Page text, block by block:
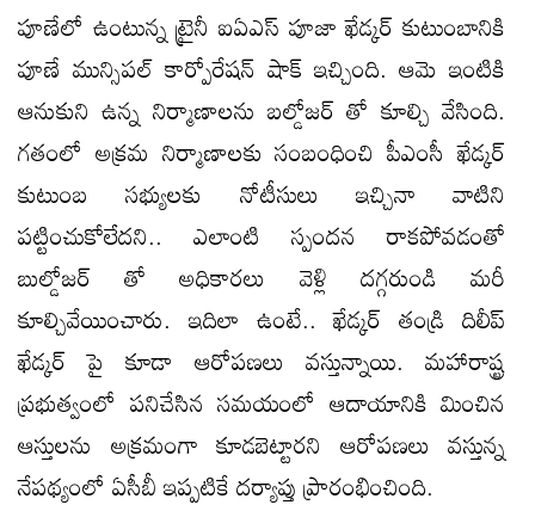
పూణేలో ఉంటున్న ట్రైనీ ఐఏఎస్ పూజా ఖేడ్కర్ కుటుంబానికి
పూణే మున్సిపల్ కార్పోరేషన్ షాక్ ఇచ్చింది. ఆమె ఇంటికి
ఆనుకుని ఉన్న నిర్మాణాలను బల్డోజర్ తో కూల్చి వేసింది.
గతంలో అక్రమ నిర్మాణాలకు సంబంధించి పీఎంసీ ఖేడ్కర్
కుటుంబ సభ్యులకు నోటీసులు ఇచ్చినా వాటిని
పట్టించుకోలేదని.. ఎలాంటి స్పందన రాకపోవడంతో
బుల్డోజర్ తో అధికారలు వెళ్లి దగ్గరుండి మరీ
కూల్చివేయించారు. ఇదిలా ఉంటే.. ఖేడ్కర్ తండ్రి దిలీప్
ఖేడ్కర్ పై కూడా ఆరోపణలు వస్తున్నాయి. మహారాష్ట్ర
ప్రభుత్వంలో పనిచేసిన సమయంలో ఆదాయానికి మించిన
ఆస్తులను అక్రమంగా కూడబెట్టారని ఆరోపణలు వస్తున్న
నేపథ్యంలో ఏసీబీ ఇప్పటికే దర్యాప్తు ప్రారంభించింది.